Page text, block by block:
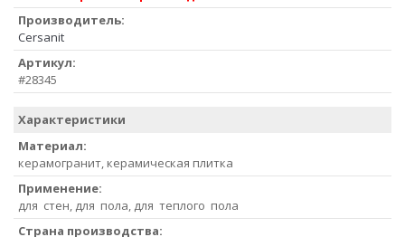
Производитель:
Cersanit
Артикул:
#28345
Характеристики
Материал:
керамогранит, керамическая плитка
Применение:
для стен, для пола, для теплого пола
Страна производства: